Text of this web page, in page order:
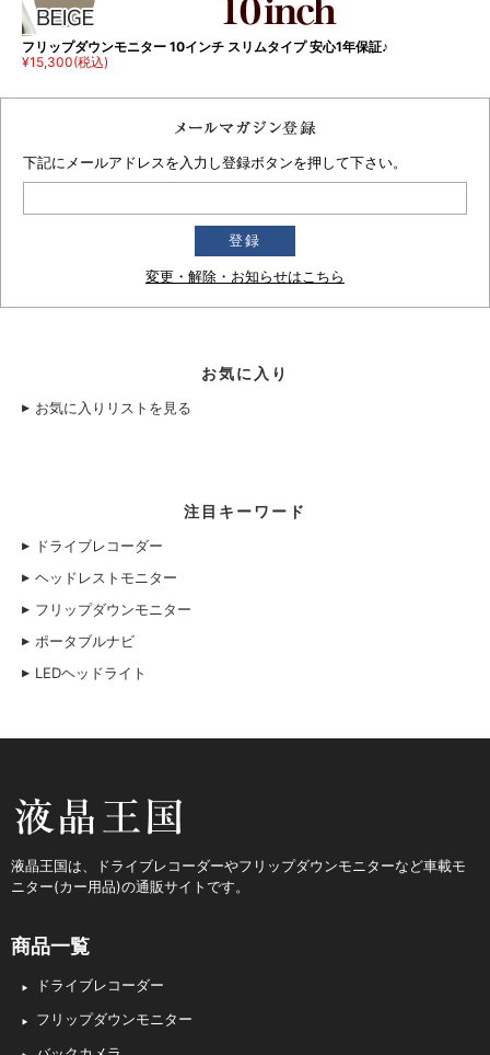
フリップダウンモニター 10インチ スリムタイプ 安心1年保証♪
¥15,300(税込)
下記にメールアドレスを入力し登録ボタンを押して下さい。
変更・解除・お知らせはこちら
お気に入り
お気に入りリストを見る
注目キーワード
ドライブレコーダー
ヘッドレストモニター
フリップダウンモニター
ポータブルナビ
LEDヘッドライト
液晶王国は、ドライブレコーダーやフリップダウンモニターなど車載モ
ニター(カー用品)の通販サイトです。
商品一覧
ドライブレコーダー
フリップダウンモニター